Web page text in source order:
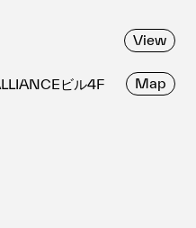
View
ビル4F
Map